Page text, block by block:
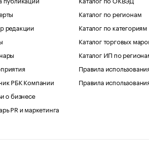
редакции
РБК Компании
о бизнесе
PR и маркетинга
Каталог по регионам
Каталог по категориям
Каталог торговых
Каталог ИП по
Правила
Правила